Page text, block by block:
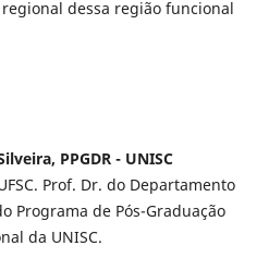
dessa região funcional
PPGDR - UNISC
Prof. Dr. do Departamento
Programa de Pós-Graduação
da UNISC.